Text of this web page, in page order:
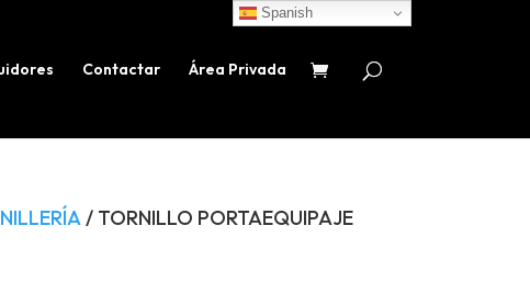
Contactar Área Privada
/ TORNILLO PORTAEQUIPAJE
Spanish